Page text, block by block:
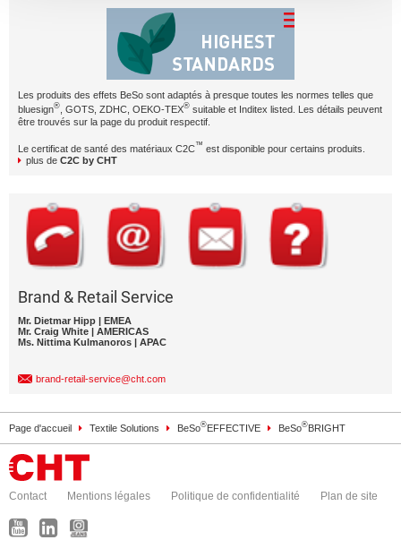
Les produits des effets BeSo sont adaptés à presque toutes les normes telles que
bluesign® , GOTS, ZDHC, OEKO-TEX® suitable et Inditex listed. Les détails peuvent
être trouvés sur la page du produit respectif.
Le certificat de santé des matériaux C2C™ est disponible pour certains produits.
plus de C2C by CHT
Brand & Retail Service
Mr. Dietmar Hipp | EMEA
Mr. Craig White | AMERICAS
Ms. Nittima Kulmanoros | APAC
brand-retail-service@cht.com
Page d'accueil Textile Solutions BeSo®EFFECTIVE BeSo®BRIGHT
Contact Mentions légales Politique de confidentialité Plan de site